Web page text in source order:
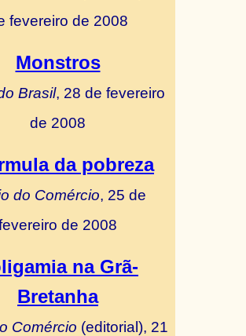
fevereiro de 2008
Monstros
Brasil, 28 de fevereiro
de 2008
da pobreza
do Comércio, 25 de
de 2008
na Grã-
Bretanha
Comércio (editorial), 21